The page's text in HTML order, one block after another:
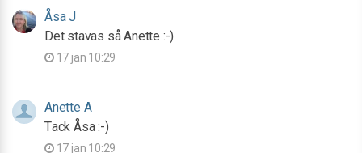
Åsa J
Det stavas så Anette :-)
17 jan 10:29
Anette A
Tack Åsa :-)
17 jan 10:29